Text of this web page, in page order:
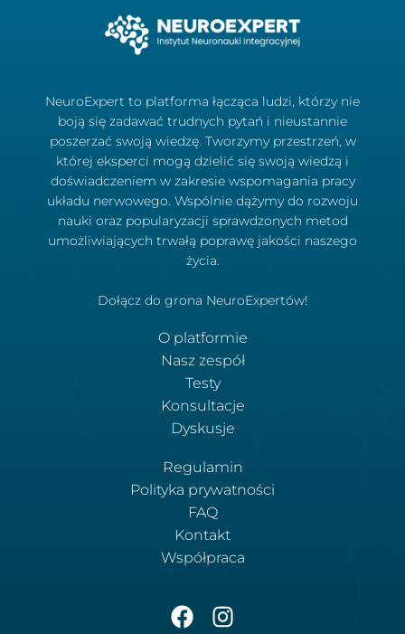
NeuroExpert to platforma łącząca ludzi, którzy nie
boją się zadawać trudnych pytań i nieustannie
poszerzać swoją wiedzę. Tworzymy przestrzeń, w
której eksperci mogą dzielić się swoją wiedzą i
doświadczeniem w zakresie wspomagania pracy
układu nerwowego. Wspólnie dążymy do rozwoju
nauki oraz popularyzacji sprawdzonych metod
umożliwiających trwałą poprawę jakości naszego
życia.
Dołącz do grona NeuroExpertów!
O platformie
Nasz zespół
Testy
Konsultacje
Dyskusje
Regulamin
Polityka prywatności
FAQ
Kontakt
Współpraca